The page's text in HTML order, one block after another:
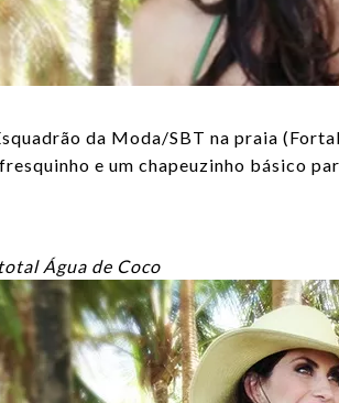
da Moda/SBT na praia
e um chapeuzinho básico
Água de Coco